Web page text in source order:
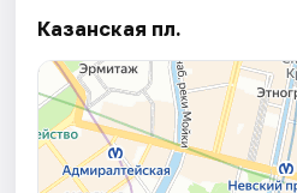
Казанская пл.